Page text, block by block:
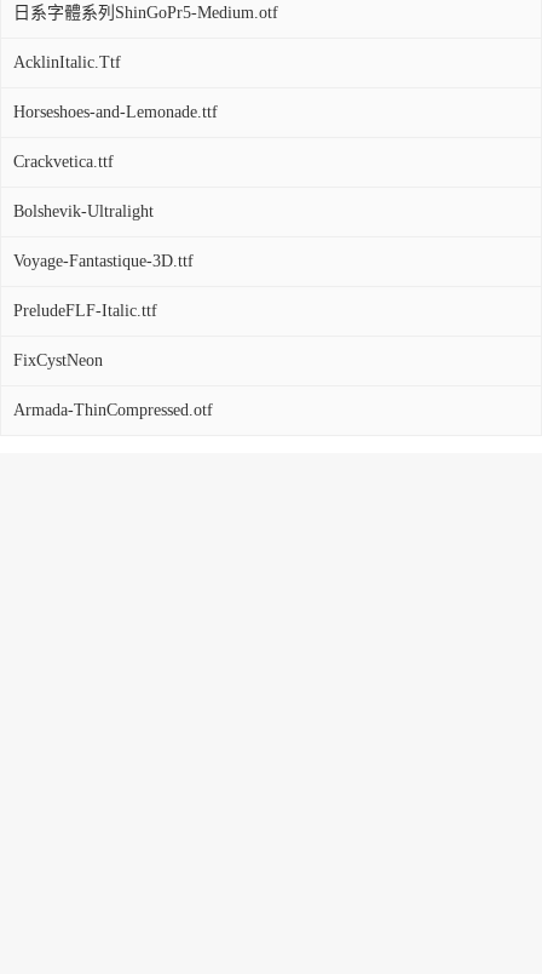
日系字體系列ShinGoPr5-Medium.otf
AcklinItalic.Ttf
Horseshoes-and-Lemonade.ttf
Crackvetica.ttf
Bolshevik-Ultralight
Voyage-Fantastique-3D.ttf
PreludeFLF-Italic.ttf
FixCystNeon
Armada-ThinCompressed.otf